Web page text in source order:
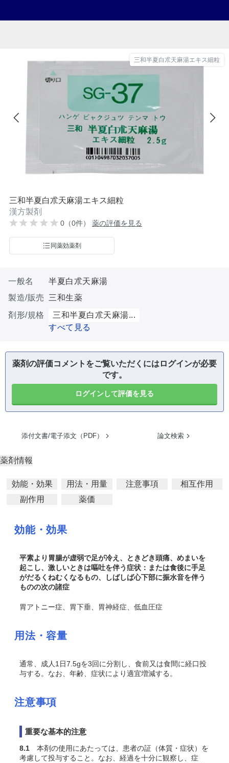
三和半夏白朮天麻湯エキス細粒
三和半夏白朮天麻湯エキス細粒
漢方製剤
0（0件） 薬の評価を見る
同薬効薬剤
一般名
半夏白朮天麻湯
製造/販売
三和生薬
剤形/規格
三和半夏白朮天麻湯...
すべて見る
薬剤の評価コメントをご覧いただくにはログインが必要
です。
ログインして評価を見る
添付文書/電子添文（PDF） 論文検索
薬剤情報
効能・効果 用法・用量 注意事項
相互作用
副作用
薬価
効能・効果
平素より胃腸が虚弱で足が冷え、ときどき頭痛、めまいを
起こし、激しいときは嘔吐を伴う症状：または食後に手足
がだるくねむくなるもの、しばしば心下部に振水音を伴う
ものの次の諸症
胃アトニー症、胃下垂、胃神経症、低血圧症
用法・容量
通常、成人1日7.5gを3回に分割し、食前又は食間に経口投
与する。なお、年齢、症状により適宜増減する。
注意事項
重要な基本的注意
8.1 本剤の使用にあたっては、患者の証（体質・症状）を
考慮して投与すること。なお、経過を十分に観察し、症